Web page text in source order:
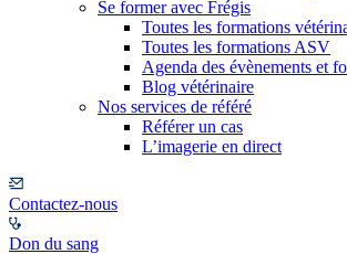
Se former avec Frégis
Toutes les formations
Toutes les formations ASV
Agenda des évènements et
Blog vétérinaire
Nos services de référé
Référer un cas
L’imagerie en direct
Contactez-nous
Don du sang